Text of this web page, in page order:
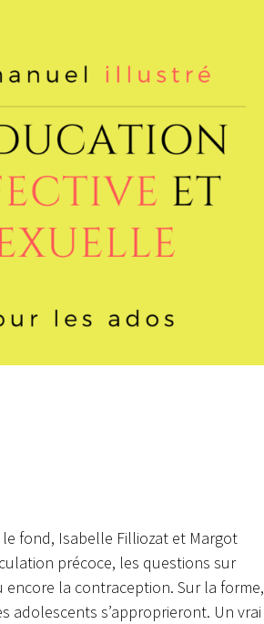
le fond, Isabelle Filliozat et Margot
précoce, les questions sur
la contraception. Sur la forme,
adolescents s’approprieront. Un vrai